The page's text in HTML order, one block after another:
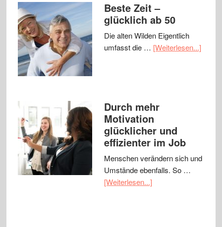
Beste Zeit –
glücklich ab 50
Die alten Wilden Eigentlich
umfasst die … [Weiterlesen...]
Durch mehr
Motivation
glücklicher und
effizienter im Job
Menschen verändern sich und
Umstände ebenfalls. So …
[Weiterlesen...]